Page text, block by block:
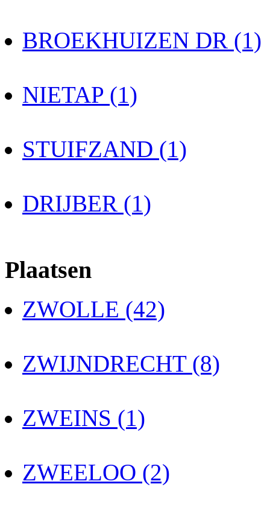
BROEKHUIZEN DR (1)
NIETAP (1)
STUIFZAND (1)
DRIJBER (1)
Plaatsen
ZWOLLE (42)
ZWIJNDRECHT (8)
ZWEINS (1)
ZWEELOO (2)